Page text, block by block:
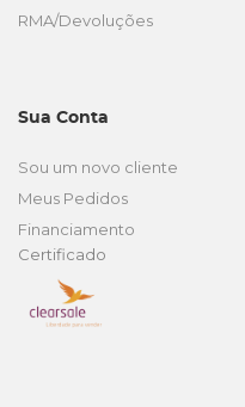
RMA/Devoluções
Sua Conta
Sou um novo cliente
Meus Pedidos
Financiamento
Certificado